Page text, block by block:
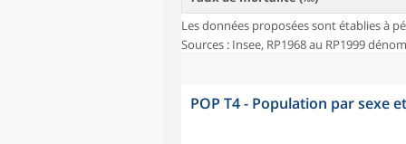
Les données proposées sont établies à
Sources : Insee, RP1968 au RP1999
POP T4 - Population par sexe